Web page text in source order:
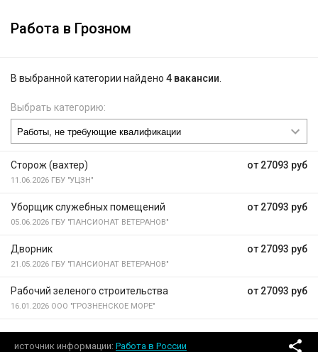
Работа в Грозном
В выбранной категории найдено 4 вакансии
Выбрать категорию:
от 27093 руб
Сторож (вахтер)
11.06.2026 ГБУ "УЦЗН"
от 27093 руб
Уборщик служебных помещений
05.06.2026 ГБУ "ПАНСИОНАТ ВЕТЕРАНОВ"
от 27093 руб
Дворник
21.05.2026 ГБУ "ПАНСИОНАТ ВЕТЕРАНОВ"
от 27093 руб
Рабочий зеленого строительства
16.01.2026 ООО "ГРОЗНЕНСКОЕ МОРЕ"
источник информации Работа в России